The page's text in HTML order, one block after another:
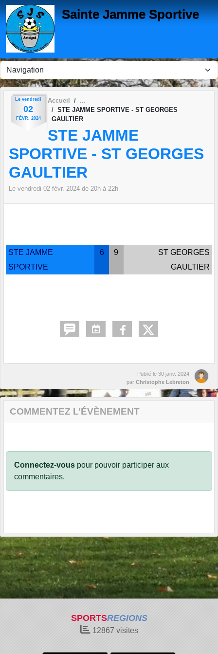
Sainte Jamme Sportive
Le vendredi
02
FÉVR. 2024
Accueil
STE JAMME SPORTIVE - ST GEORGES
GAULTIER
STE JAMME
SPORTIVE - ST GEORGES
GAULTIER
Le vendredi 02 févr. 2024 de 20h à 22h
STE JAMME
SPORTIVE
6 9
ST GEORGES
GAULTIER
Publié le 30 janv. 2024
par Christophe Lebreton
COMMENTEZ L’ÉVÈNEMENT
Connectez-vous pour pouvoir participer aux
commentaires.
SPORTSREGIONS
12867 visites
Panneau de gestion des cookies